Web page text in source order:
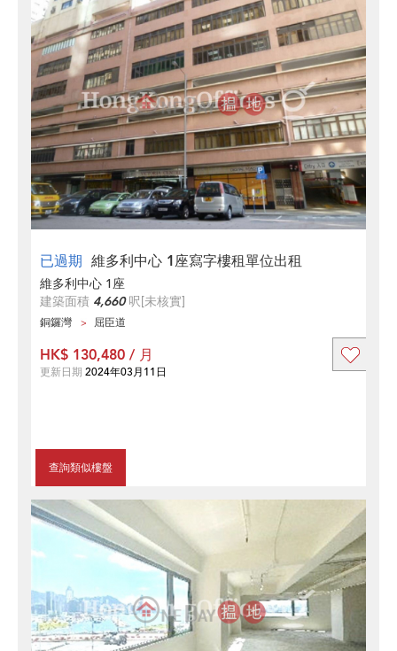
已過期 維多利中心 1座寫字樓租單位出租
維多利中心 1座
建築面積 4,660呎[未核實]
銅鑼灣 屈臣道
查詢類似樓盤
HK$ 130,480 / 月
更新日期 2024年03月11日